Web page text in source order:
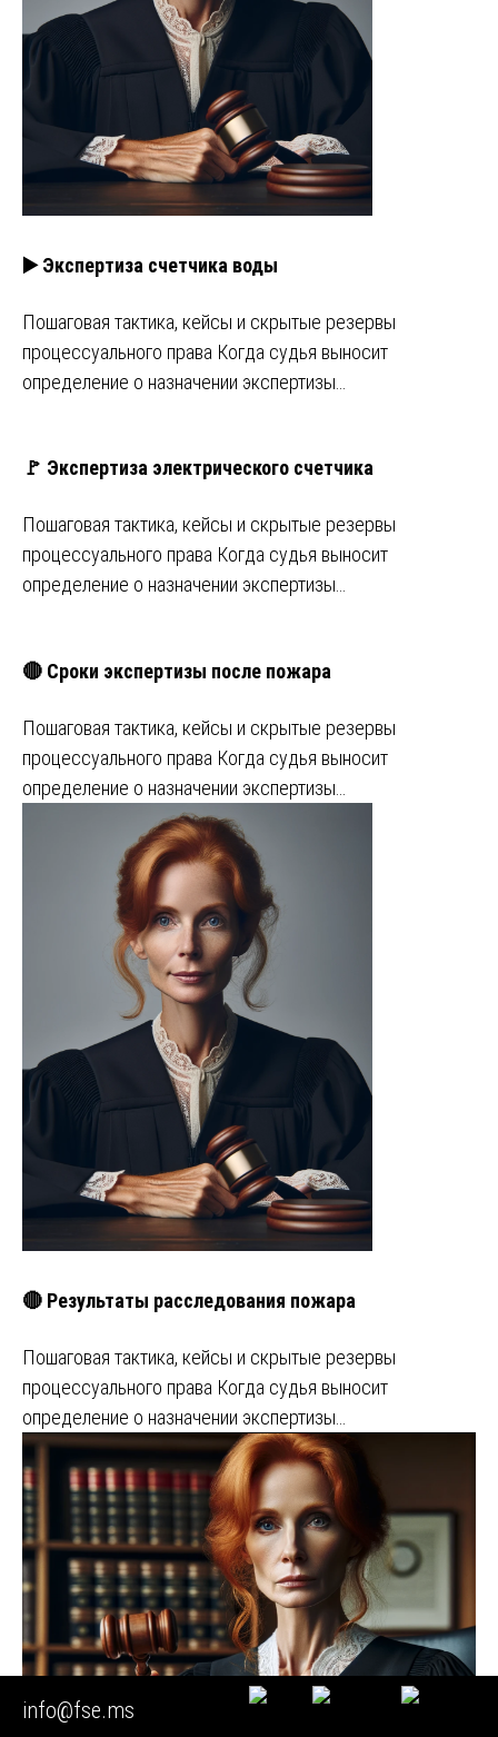
▶️ Экспертиза счетчика воды
Пошаговая тактика, кейсы и скрытые резервы
процессуального права Когда судья выносит
определение о назначении экспертизы…
🚩 Экспертиза электрического счетчика
Пошаговая тактика, кейсы и скрытые резервы
процессуального права Когда судья выносит
определение о назначении экспертизы…
🔴 Сроки экспертизы после пожара
Пошаговая тактика, кейсы и скрытые резервы
процессуального права Когда судья выносит
определение о назначении экспертизы…
🔴 Результаты расследования пожара
Пошаговая тактика, кейсы и скрытые резервы
процессуального права Когда судья выносит
определение о назначении экспертизы…
info@fse.ms